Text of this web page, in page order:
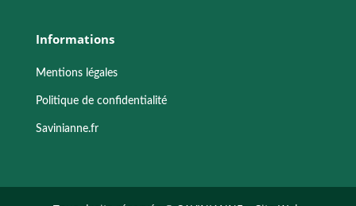
Informations
Mentions légales
Politique de confidentialité
Savinianne.fr